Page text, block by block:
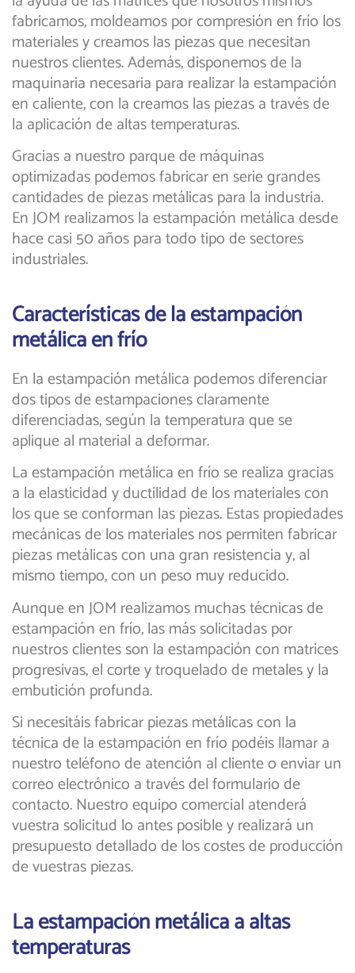
fabricamos, moldeamos por compresión en frío los
materiales y creamos las piezas que necesitan
nuestros clientes. Además, disponemos de la
maquinaria necesaria para realizar la estampación
en caliente, con la creamos las piezas a través de
la aplicación de altas temperaturas.
Gracias a nuestro parque de máquinas
optimizadas podemos fabricar en serie grandes
cantidades de piezas metálicas para la industria.
En JOM realizamos la estampación metálica desde
hace casi 50 años para todo tipo de sectores
industriales.
Características de la estampación
metálica en frío
En la estampación metálica podemos diferenciar
dos tipos de estampaciones claramente
diferenciadas, según la temperatura que se
aplique al material a deformar.
La estampación metálica en frío se realiza gracias
a la elasticidad y ductilidad de los materiales con
los que se conforman las piezas. Estas propiedades
mecánicas de los materiales nos permiten fabricar
piezas metálicas con una gran resistencia y, al
mismo tiempo, con un peso muy reducido.
Aunque en JOM realizamos muchas técnicas de
estampación en frío, las más solicitadas por
nuestros clientes son la estampación con matrices
progresivas, el corte y troquelado de metales y la
embutición profunda.
Si necesitáis fabricar piezas metálicas con la
técnica de la estampación en frío podéis llamar a
nuestro teléfono de atención al cliente o enviar un
correo electrónico a través del formulario de
contacto. Nuestro equipo comercial atenderá
vuestra solicitud lo antes posible y realizará un
presupuesto detallado de los costes de producción
de vuestras piezas.
La estampación metálica a altas
temperaturas